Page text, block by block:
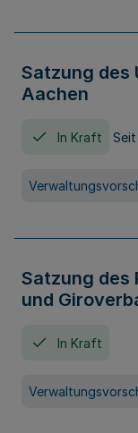
Satzung des
Aachen
In Kraft
Satzung des
und
In Kraft